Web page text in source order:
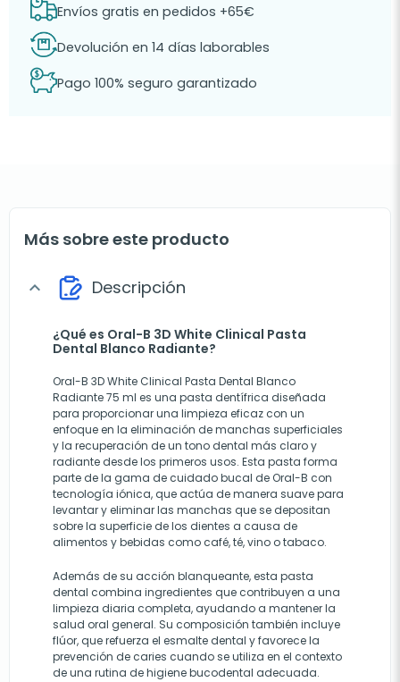
Envíos gratis en pedidos +65€
Devolución en 14 días laborables
Pago 100% seguro garantizado
Más sobre este producto
expand_more Descripción
¿Qué es Oral-B 3D White Clinical Pasta
Dental Blanco Radiante?
Oral-B 3D White Clinical Pasta Dental Blanco
Radiante 75 ml es una pasta dentífrica diseñada
para proporcionar una limpieza eficaz con un
enfoque en la eliminación de manchas superficiales
y la recuperación de un tono dental más claro y
radiante desde los primeros usos. Esta pasta forma
parte de la gama de cuidado bucal de Oral-B con
tecnología iónica, que actúa de manera suave para
levantar y eliminar las manchas que se depositan
sobre la superficie de los dientes a causa de
alimentos y bebidas como café, té, vino o tabaco.
Además de su acción blanqueante, esta pasta
dental combina ingredientes que contribuyen a una
limpieza diaria completa, ayudando a mantener la
salud oral general. Su composición también incluye
flúor, que refuerza el esmalte dental y favorece la
prevención de caries cuando se utiliza en el contexto
de una rutina de higiene bucodental adecuada.